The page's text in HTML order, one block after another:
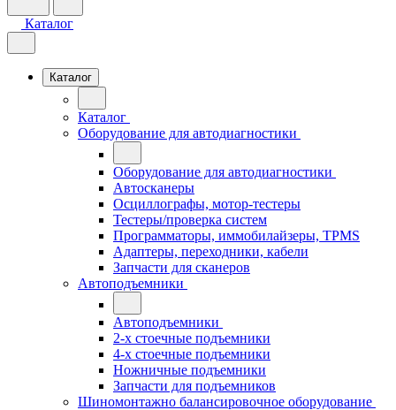
Каталог
Каталог
Каталог
Оборудование для автодиагностики
Оборудование для автодиагностики
Автосканеры
Осциллографы, мотор-тестеры
Тестеры/проверка систем
Программаторы, иммобилайзеры, TPMS
Адаптеры, переходники, кабели
Запчасти для сканеров
Автоподъемники
Автоподъемники
2-х стоечные подъемники
4-х стоечные подъемники
Ножничные подъемники
Запчасти для подъемников
Шиномонтажно балансировочное оборудование